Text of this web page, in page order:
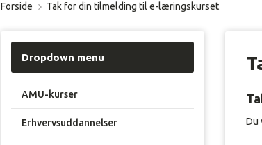
Forside Tak for din tilmelding til e-læringskurset
Dropdown menu
AMU-kurser
Erhvervsuddannelser Du